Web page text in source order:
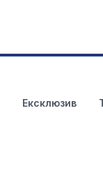
Ексклюзив